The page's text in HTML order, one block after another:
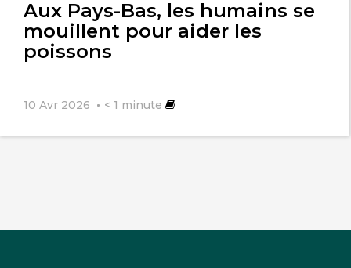
Aux Pays-Bas, les humains se
mouillent pour aider les
poissons
10 Avr 2026 < 1 minute